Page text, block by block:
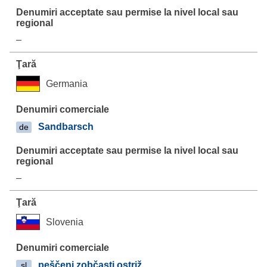
–
Germania
de Sandbarsch
–
Slovenia
peščeni zobčasti ostriž